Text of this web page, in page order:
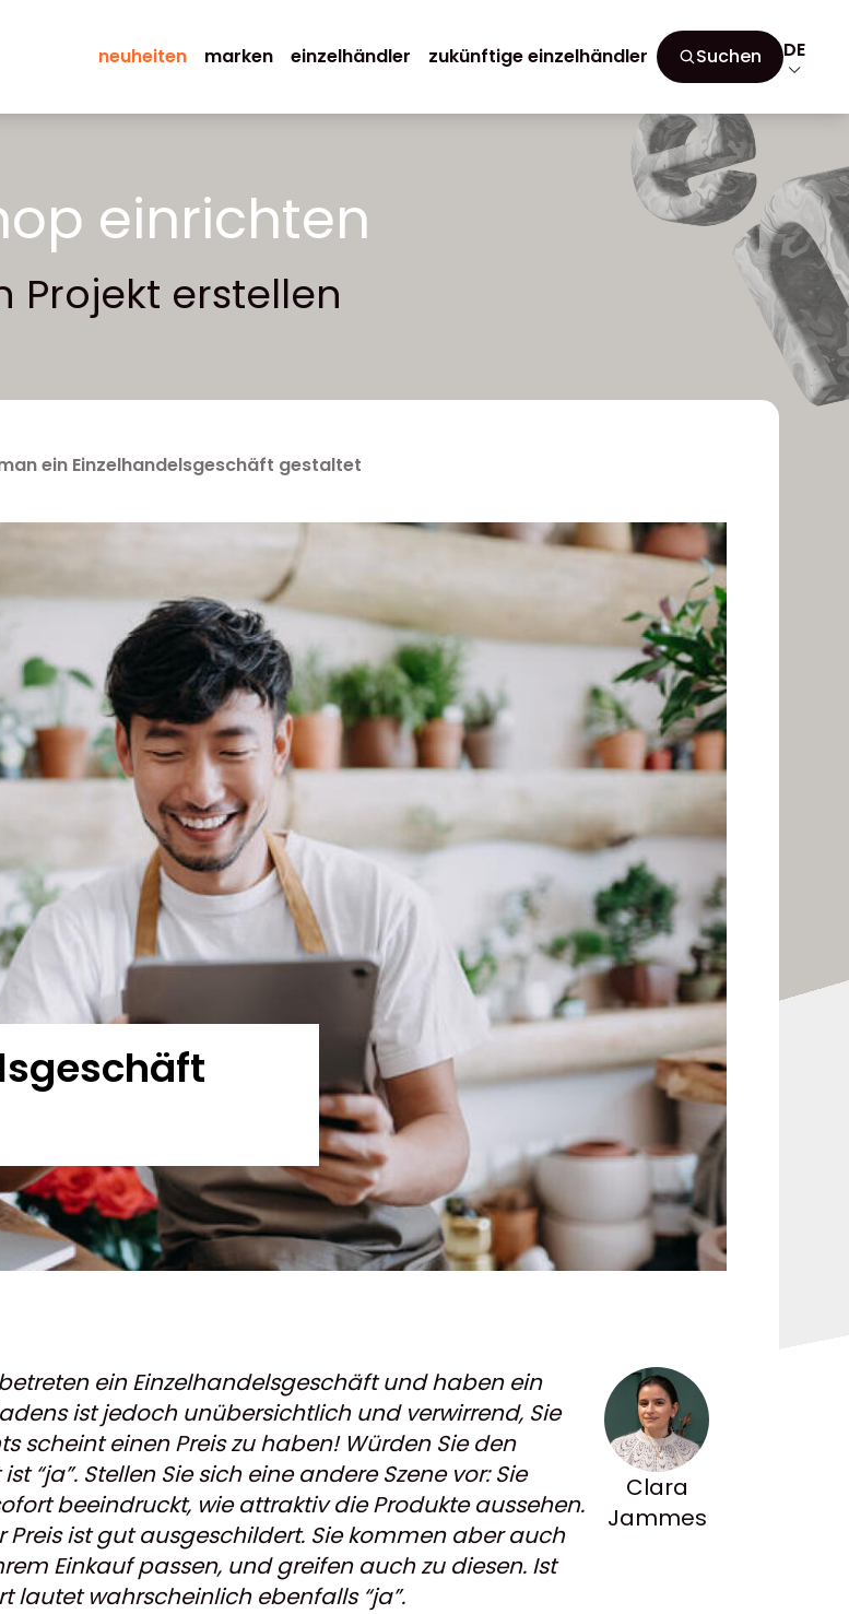
neuheiten marken einzelhändler zukünftige einzelhändler Suchen DE
einrichten
Projekt erstellen
ein Einzelhandelsgeschäft gestaltet
ein Einzelhandelsgeschäft und haben ein
ist jedoch unübersichtlich und verwirrend, Sie
scheint einen Preis zu haben! Würden Sie den
“ja”. Stellen Sie sich eine andere Szene vor: Sie
beeindruckt, wie attraktiv die Produkte aussehen.
ist gut ausgeschildert. Sie kommen aber auch
Einkauf passen, und greifen auch zu diesen. Ist
lautet wahrscheinlich ebenfalls “ja”.
Clara
Jammes